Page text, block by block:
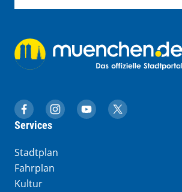
muenchen.de auf Facebook
muenchen.de auf Instagram
muenchen.de auf
muenchen.de
Services
Stadtplan
Fahrplan
Kultur